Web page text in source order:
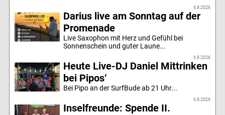
6.8.2026
Darius live am Sonntag auf der
Promenade
Live Saxophon mit Herz und Gefühl bei
Sonnenschein und guter Laune...
6.8.2026
Heute Live-DJ Daniel Mittrinken
bei Pipos‘
Bei Pipo an der SurfBude ab 21 Uhr...
6.8.2026
Inselfreunde: Spende II.